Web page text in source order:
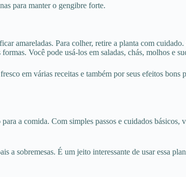
para manter o gengibre forte.
amareladas. Para colher, retire a planta com cuidado.
Você pode usá-los em saladas, chás, molhos e
em várias receitas e também por seus efeitos bons
a comida. Com simples passos e cuidados básicos,
a sobremesas. É um jeito interessante de usar essa